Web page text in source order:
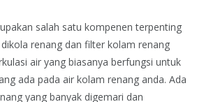
salah satu kompenen terpenting
renang dan filter kolam renang
air yang biasanya berfungsi untuk
ada pada air kolam renang anda. Ada
yang banyak digemari dan